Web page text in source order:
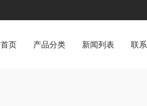
首页 产品分类 新闻列表 联